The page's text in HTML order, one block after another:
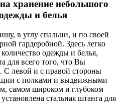
хранение небольшого
и белья
в углу спальни, и по своей
гардеробной. Здесь легко
одежды и белья,
для всего того, что Вы
С левой и с правой стороны
с полками и выдвижными
самом широком и глубоком
стальная штанга для